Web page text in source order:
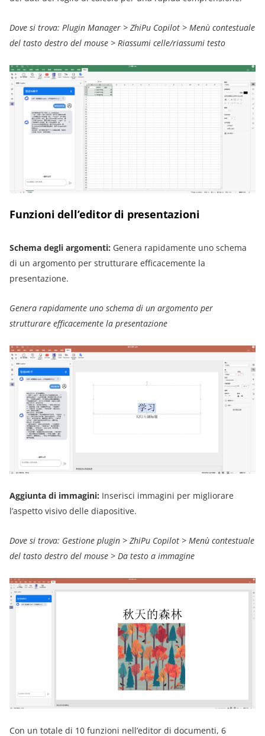
Dove si trova: Plugin Manager > ZhiPu Copilot > Menù contestuale
del tasto destro del mouse > Riassumi celle/riassumi testo
Funzioni dell’editor di presentazioni
Schema degli argomenti: Genera rapidamente uno schema
di un argomento per strutturare efficacemente la
presentazione.
Genera rapidamente uno schema di un argomento per
strutturare efficacemente la presentazione
Aggiunta di immagini: Inserisci immagini per migliorare
l’aspetto visivo delle diapositive.
Dove si trova: Gestione plugin > ZhiPu Copilot > Menù contestuale
del tasto destro del mouse > Da testo a immagine
Con un totale di 10 funzioni nell’editor di documenti, 6